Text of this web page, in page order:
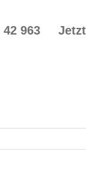
42 963